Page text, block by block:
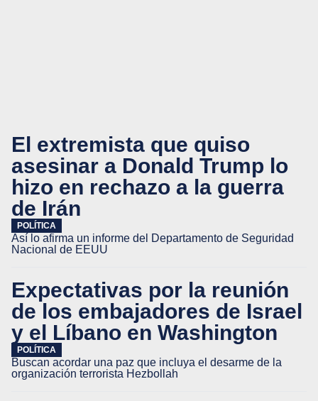
El extremista que quiso
asesinar a Donald Trump lo
hizo en rechazo a la guerra
de Irán
POLÍTICA
Así lo afirma un informe del Departamento de Seguridad
Nacional de EEUU
Expectativas por la reunión
de los embajadores de Israel
y el Líbano en Washington
POLÍTICA
Buscan acordar una paz que incluya el desarme de la
organización terrorista Hezbollah